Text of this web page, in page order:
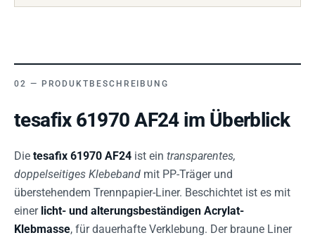
PRODUKTBESCHREIBUNG
tesafix 61970 AF24 im Überblick
Die tesafix 61970 AF24 ist ein transparentes,
doppelseitiges Klebeband mit PP-Träger und
überstehendem Trennpapier-Liner. Beschichtet ist es mit
einer licht- und alterungsbeständigen Acrylat-
Klebmasse, für dauerhafte Verklebung. Der braune Liner